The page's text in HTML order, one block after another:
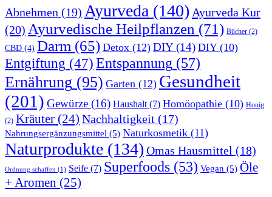
Abnehmen (19) Ayurveda (140) Ayurveda Kur
(20) Ayurvedische Heilpflanzen (71) Bücher (2)
CBD (4) Darm (65) Detox (12) DIY(14) DIY(10)
Entgiftung (47)Entspannung (57)
Ernährung (95) Garten (12) Gesundheit
(201) Gewürze (16) Haushalt(7) Homöopathie (10) Honig
(2) Kräuter (24) Nachhaltigkeit (17)
Nahrungsergänzungsmittel (5) Naturkosmetik (11)
Naturprodukte (134) Omas Hausmittel (18)
Ordnung schaffen (1) Seife (7) Superfoods (53) Vegan (5) Öle
+ Aromen (25)